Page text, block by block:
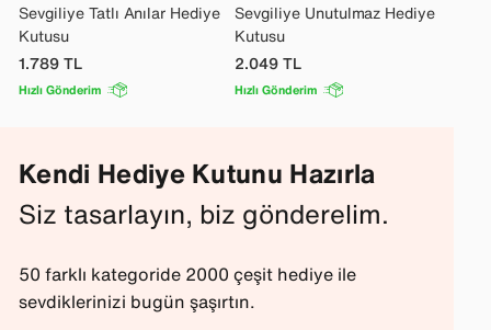
Sevgiliye Tatlı Anılar Hediye
Kutusu
1.789TL
Hızlı Gönderim
Sevgiliye Unutulmaz Hediye
Kutusu
2.049TL
Hızlı Gönderim
Kendi Hediye Kutunu Hazırla
Siz tasarlayın, biz gönderelim.
50 farklı kategoride 2000 çeşit hediye ile
sevdiklerinizi bugün şaşırtın.